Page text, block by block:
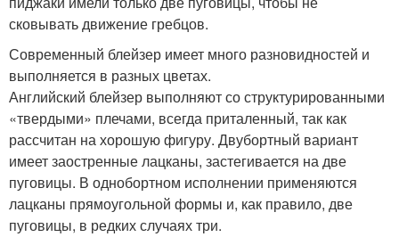
сковывать движение гребцов.
Современный блейзер имеет много разновидностей и
выполняется в разных цветах.
Английский блейзер выполняют со структурированными
«твердыми» плечами, всегда приталенный, так как
рассчитан на хорошую фигуру. Двубортный вариант
имеет заостренные лацканы, застегивается на две
пуговицы. В однобортном исполнении применяются
лацканы прямоугольной формы и, как правило, две
пуговицы, в редких случаях три.